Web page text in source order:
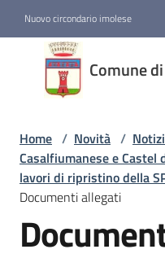
Nuovo circondario imolese
Comune
Comune di
Amministrazione
Novità
Home / Novità /
Casalfiumanese e
lavori di ripristino della
Documenti allegati